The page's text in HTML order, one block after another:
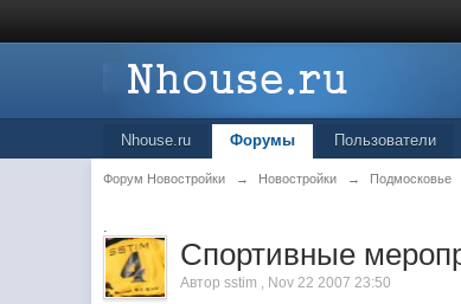
Nhouse.ru Форумы Пользователи
Форум Новостройки → Новостройки → Подмосковье
.
Спортивные
Авторsstim , Nov 22 2007 23:50